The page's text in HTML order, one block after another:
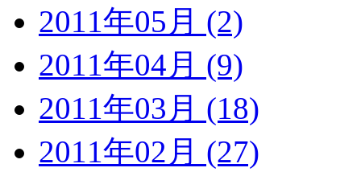
2011年05月 (2)
2011年04月 (9)
2011年03月 (18)
2011年02月 (27)